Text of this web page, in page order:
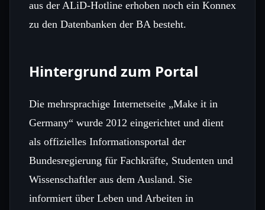
aus der ALiD‑Hotline erhoben noch ein Konnex
zu den Datenbanken der BA besteht.
Hintergrund zum Portal
Die mehrsprachige Internetseite „Make it in
Germany“ wurde 2012 eingerichtet und dient
als offizielles Informationsportal der
Bundesregierung für Fachkräfte, Studenten und
Wissenschaftler aus dem Ausland. Sie
informiert über Leben und Arbeiten in